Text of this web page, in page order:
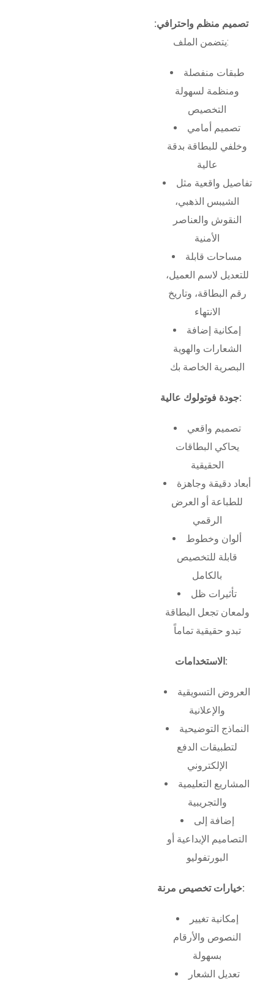
تصميم منظم واحترافي:
يتضمن الملف:
طبقات منفصلة
ومنظمة لسهولة
التخصيص
تصميم أمامي
وخلفي للبطاقة بدقة
عالية
تفاصيل واقعية مثل
الشيبس الذهبي،
النقوش والعناصر
الأمنية
مساحات قابلة
للتعديل لاسم العميل،
رقم البطاقة، وتاريخ
الانتهاء
إمكانية إضافة
الشعارات والهوية
البصرية الخاصة بك
جودة فوتولوك عالية:
تصميم واقعي
يحاكي البطاقات
الحقيقية
أبعاد دقيقة وجاهزة
للطباعة أو العرض
الرقمي
ألوان وخطوط
قابلة للتخصيص
بالكامل
تأثيرات ظل
ولمعان تجعل البطاقة
تبدو حقيقية تماماً
الاستخدامات:
العروض التسويقية
والإعلانية
النماذج التوضيحية
لتطبيقات الدفع
الإلكتروني
المشاريع التعليمية
والتجريبية
إضافة إلى
التصاميم الإبداعية أو
البورتفوليو
خيارات تخصيص مرنة:
إمكانية تغيير
النصوص والأرقام
بسهولة
تعديل الشعار